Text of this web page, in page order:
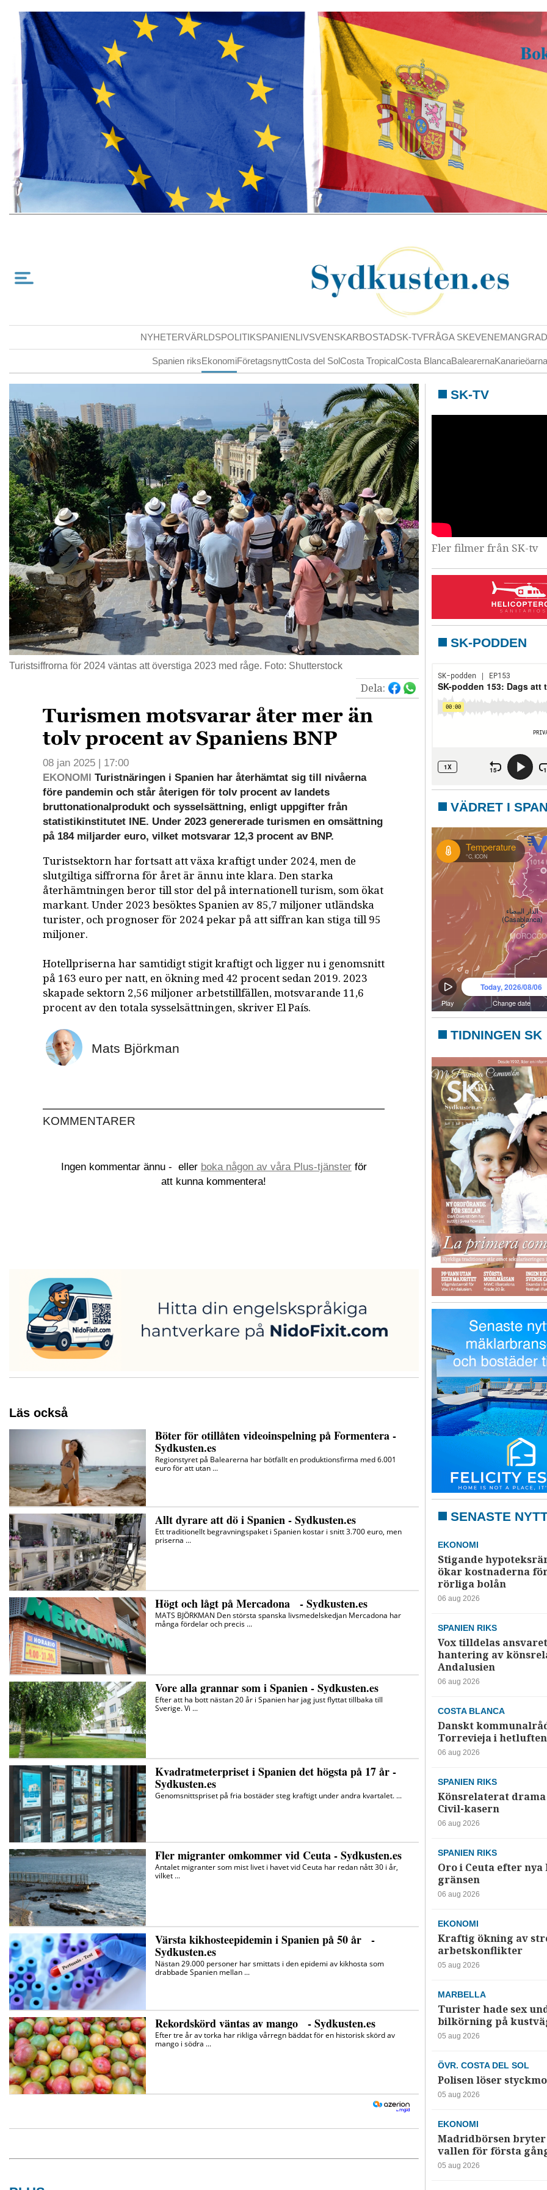
NYHETERVÄRLDSPOLITIKSPANIENLIVSVENSKARBOSTADSK-TVFRÅGA SKEVENEMANG
Spanien riksEkonomiFöretagsnyttCosta del SolCosta TropicalCosta BlancaBalearerna
Turistsiffrorna för 2024 väntas att överstiga 2023 med råge. Foto: Shutterstock
Dela:
Turismen motsvarar åter mer än
tolv procent av Spaniens BNP
08 jan 2025 | 17:00
EKONOMI Turistnäringen i Spanien har återhämtat sig till nivåerna
före pandemin och står återigen för tolv procent av landets
bruttonationalprodukt och sysselsättning, enligt uppgifter från
statistikinstitutet INE. Under 2023 genererade turismen en omsättning
på 184 miljarder euro, vilket motsvarar 12,3 procent av BNP.
Turistsektorn har fortsatt att växa kraftigt under 2024, men de
slutgiltiga siffrorna för året är ännu inte klara. Den starka
återhämtningen beror till stor del på internationell turism, som ökat
markant. Under 2023 besöktes Spanien av 85,7 miljoner utländska
turister, och prognoser för 2024 pekar på att siffran kan stiga till 95
miljoner.
Hotellpriserna har samtidigt stigit kraftigt och ligger nu i genomsnitt
på 163 euro per natt, en ökning med 42 procent sedan 2019. 2023
skapade sektorn 2,56 miljoner arbetstillfällen, motsvarande 11,6
procent av den totala sysselsättningen, skriver El País.
Mats Björkman
KOMMENTARER
Ingen kommentar ännu - eller boka någon av våra Plus-tjänsterför
att kunna kommentera!
SK-TV
Fler filmer från SK-tv
SK-PODDEN
VÄDRET I
TIDNINGEN SK
SENASTE
EKONOMI
Stigande
ökar kostnaderna
rörliga bolån
06 aug 2026
SPANIEN RIKS
Vox tilldelas
hantering av
Andalusien
06 aug 2026
COSTA BLANCA
Danskt
Torrevieja i hetluften
06 aug 2026
SPANIEN RIKS
Könsrelaterat
Civil-kasern
06 aug 2026
SPANIEN RIKS
Oro i Ceuta efter
gränsen
06 aug 2026
EKONOMI
Kraftig ökning av
arbetskonflikter
05 aug 2026
MARBELLA
Turister hade sex
bilkörning på
05 aug 2026
ÖVR. COSTA DEL SOL
Polisen löser
05 aug 2026
EKONOMI
Madridbörsen bryter
vallen för första
05 aug 2026